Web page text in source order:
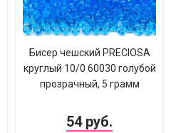
Бисер чешский PRECIOSA
круглый 10/0 60030 голубой
прозрачный, 5 грамм
54 руб.